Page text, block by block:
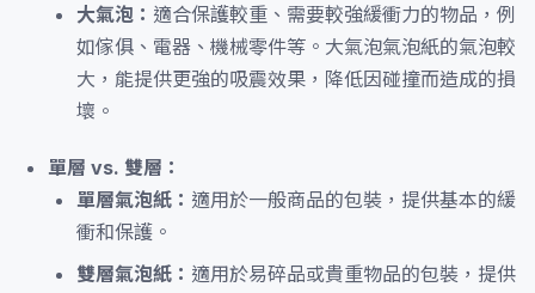
大氣泡： 適合保護較重、需要較強緩衝力的物品，例
如傢俱、電器、機械零件等。大氣泡氣泡紙的氣泡較
大，能提供更強的吸震效果，降低因碰撞而造成的損
壞。
單層 vs. 雙層：
單層氣泡紙： 適用於一般商品的包裝，提供基本的緩
衝和保護。
雙層氣泡紙： 適用於易碎品或貴重物品的包裝，提供